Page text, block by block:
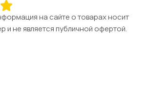
на сайте о товарах носит
и не является публичной офертой.